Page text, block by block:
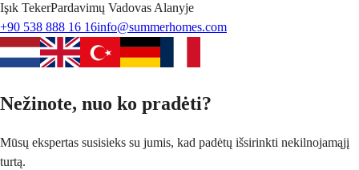
Işık TekerPardavimų Vadovas Alanyje
+90 538 888 16 16info@summerhomes.com
Nežinote, nuo ko pradėti?
Mūsų ekspertas susisieks su jumis, kad padėtų išsirinkti nekilnojamąjį
turtą.